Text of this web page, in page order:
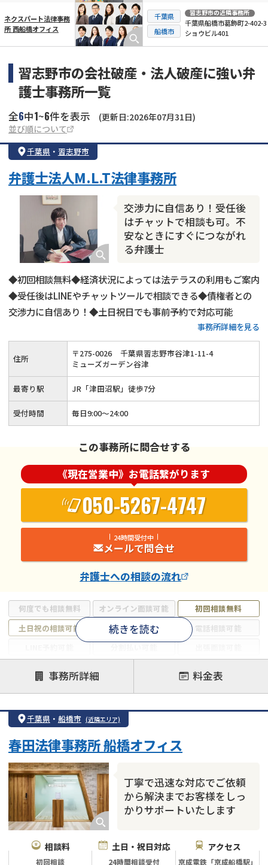
ネクスパート法律事務
所 西船橋オフィス
千葉県
船橋市
習志野市の近隣事務所
千葉県船橋市葛飾町2-402-
ショウビル401
習志野市の会社破産・法人破産に強い弁
護士事務所一覧
全6中1~6件を表示
(更新日:2026年07月31日)
並び順について
千葉県 ・ 習志野市
交渉力に自信あり！受任後
はチャットで相談も可。不
安なときにすぐにつながれ
る弁護士
弁護士法人M.L.T法律事務所
◆初回相談無料◆経済状況によっては法テラスの利用もご案内
◆受任後はLINEやチャットツールで相談できる◆債権者との
交渉力に自信あり！◆土日祝日でも事前予約で対応可能
事務所詳細を見る
何度でも相談無料 オンライン面談可能
初回相談無料
土日祝の相談可能
19時以降電話可能
電話相談可能
借金返済相談・交渉
自己破産
任意整理
個人再生
時効援用
会社破産・法人破産
住宅ローン
消費者金融・サラ金
カードローン
続きを読む
住所 〒275-0026
千葉県習志野市谷津1-11-4
ミューズガーデン谷津
最寄り駅 JR「津田沼駅」徒歩7分
受付時間 毎日9:00～24:00
この事務所に問合せする
《現在営業中》お電話繋がります
050-5267-4747
24時間受付中
メールで問合せ
弁護士への相談の流れ
事務所詳細 料金表
千葉県 ・ 船橋市 (近隣エリア)
丁寧で迅速な対応でご依頼
から解決までお客様をしっ
かりサポートいたします
春田法律事務所 船橋オフィス
相談料
初回相談
土日・祝日対応
24時間相談受付
アクセス
京成電鉄「京成船橋駅」